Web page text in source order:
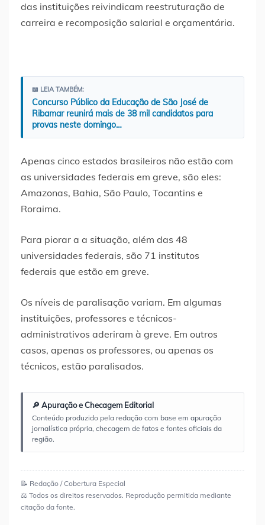
das instituições reivindicam reestruturação de
carreira e recomposição salarial e orçamentária.
📖 LEIA TAMBÉM:
Concurso Público da Educação de São José de
Ribamar reunirá mais de 38 mil candidatos para
provas neste domingo…
Apenas cinco estados brasileiros não estão com
as universidades federais em greve, são eles:
Amazonas, Bahia, São Paulo, Tocantins e
Roraima.
Para piorar a a situação, além das 48
universidades federais, são 71 institutos
federais que estão em greve.
Os níveis de paralisação variam. Em algumas
instituições, professores e técnicos-
administrativos aderiram à greve. Em outros
casos, apenas os professores, ou apenas os
técnicos, estão paralisados.
🔎 Apuração e Checagem Editorial
Conteúdo produzido pela redação com base em apuração
jornalística própria, checagem de fatos e fontes oficiais da
região.
📝 Redação / Cobertura Especial
⚖️ Todos os direitos reservados. Reprodução permitida mediante
citação da fonte.